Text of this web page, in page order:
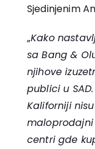
Sjedinjenim
„Kako
sa Bang &
njihove
publici u
Kaliforniji
centri gde